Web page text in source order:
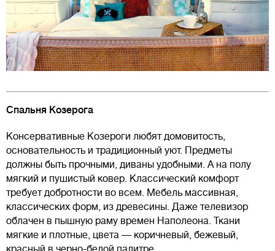
Спальня Козерога
Консервативные Козероги любят домовитость,
основательность и традиционный уют. Предметы
должны быть прочными, диваны удобными. А на полу
мягкий и пушистый ковер. Классический комфорт
требует добротности во всем. Мебель массивная,
классических форм, из древесины. Даже телевизор
облачен в пышную раму времен Наполеона. Ткани
мягкие и плотные, цвета — коричневый, бежевый,